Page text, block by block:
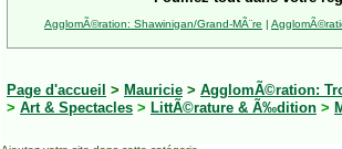
AgglomÃ©ration: Shawinigan/Grand-MÃ¨re |
Page d'accueil > Mauricie > AgglomÃ©ration:
> Art & Spectacles > LittÃ©rature & Ã‰dition >